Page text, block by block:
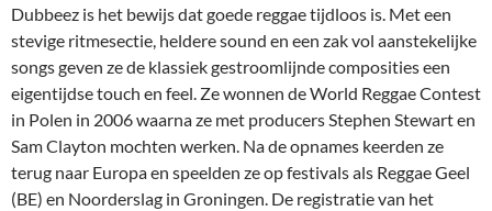
Dubbeez is het bewijs dat goede reggae tijdloos is. Met een
stevige ritmesectie, heldere sound en een zak vol aanstekelijke
songs geven ze de klassiek gestroomlijnde composities een
eigentijdse touch en feel. Ze wonnen de World Reggae Contest
in Polen in 2006 waarna ze met producers Stephen Stewart en
Sam Clayton mochten werken. Na de opnames keerden ze
terug naar Europa en speelden ze op festivals als Reggae Geel
(BE) en Noorderslag in Groningen. De registratie van het